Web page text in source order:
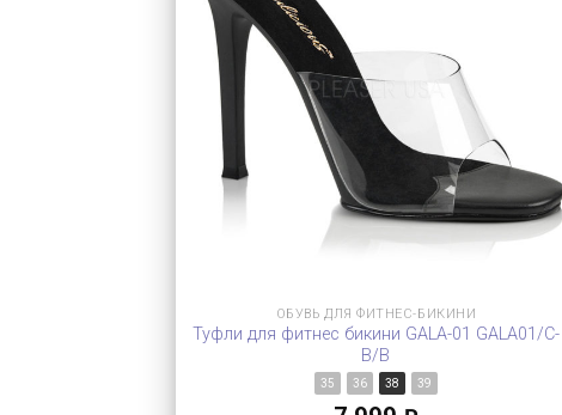
ОБУВЬ ДЛЯ ФИТНЕС-БИКИНИ
Туфли для фитнес бикини GALA-01 GALA01/C-
B/B
35 36 38 39